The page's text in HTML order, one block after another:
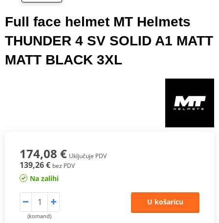
Full face helmet MT Helmets
THUNDER 4 SV SOLID A1 MATT
MATT BLACK 3XL
174,08 € Uključuje PDV
139,26 € bez PDV
Na zalihi
(komand)
U košaricu